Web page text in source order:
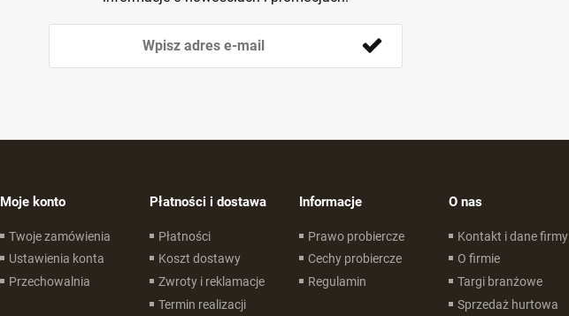
Moje konto
Twoje zamówienia
Ustawienia konta
Przechowalnia
Płatności i dostawa
Płatności
Koszt dostawy
Zwroty i reklamacje
Termin realizacji
Informacje
Prawo probiercze
Cechy probiercze
Regulamin
O nas
Kontakt i dane firmy
O firmie
Targi branżowe
Sprzedaż hurtowa